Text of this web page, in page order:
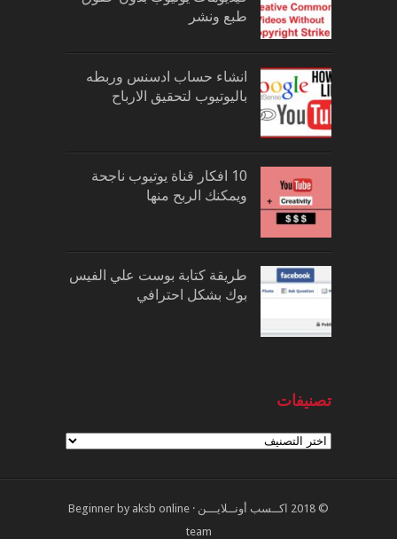
طبع ونشر
انشاء حساب ادسنس وربطه
باليوتيوب لتحقيق الارباح
10 افكار قناة يوتيوب ناجحة
ويمكنك الربح منها
طريقة كتابة بوست علي الفيس
بوك بشكل احترافي
تصنيفات
تصنيفات
© 2018 اكــسب أونــلايـــن ·
Beginner by aksb online
team